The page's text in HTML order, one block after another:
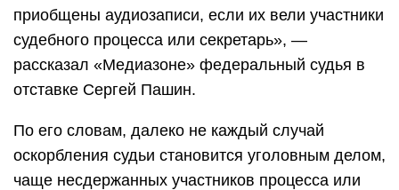
приобщены аудиозаписи, если их вели участники
судебного процесса или секретарь», —
рассказал «Медиазоне» федеральный судья в
отставке Сергей Пашин.
По его словам, далеко не каждый случай
оскорбления судьи становится уголовным делом,
чаще несдержанных участников процесса или